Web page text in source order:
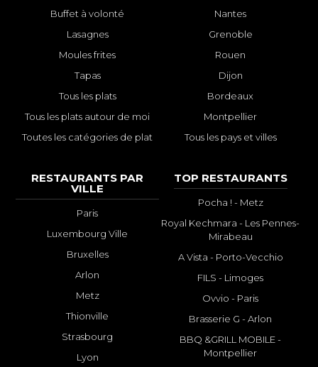
Buffet à volonté
Lasagnes
Moules frites
Tapas
Tous les plats
Tous les plats autour de moi
Toutes les catégories de plat
Nantes
Grenoble
Rouen
Dijon
Bordeaux
Montpellier
Tous les pays et villes
RESTAURANTS PAR
VILLE
Paris
Luxembourg Ville
Bruxelles
Arlon
Metz
Thionville
Strasbourg
Lyon
TOP RESTAURANTS
Pocha ! - Metz
Royal Kechmara - Les Pennes-
Mirabeau
A Vista - Porto-Vecchio
FILS - Limoges
Ovvio - Paris
Brasserie G - Arlon
BBQ &GRILL MOBILE -
Montpellier